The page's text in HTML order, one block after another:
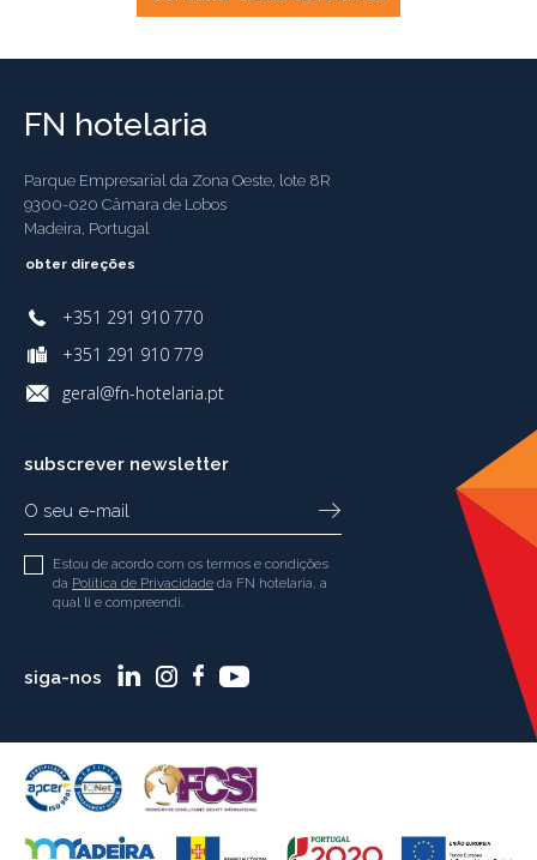
FN hotelaria
Parque Empresarial da Zona Oeste, lote 8R
9300-020 Câmara de Lobos
Madeira, Portugal
obter direções
+351 291 910 770
+351 291 910 779
geral@fn-hotelaria.pt
subscrever newsletter
Estou de acordo com os termos e condições
da Política de Privacidade da FN hotelaria, a
qual li e compreendi.
siga-nos